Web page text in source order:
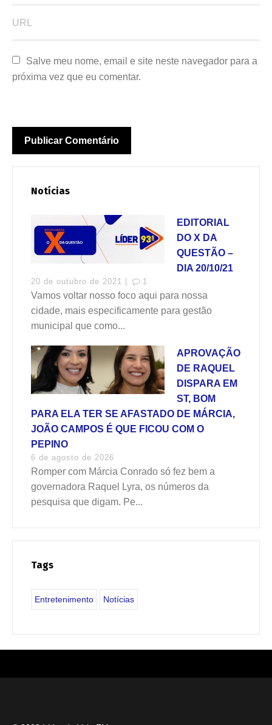
Salve meu nome, email e site neste navegador para a
próxima vez que eu comentar.
Notícias
EDITORIAL
DO X DA
QUESTÃO –
DIA 20/10/21
20 de outubro de 2021 | 1
Vamos voltar nosso foco aqui para nossa
cidade, mais especificamente para gestão
municipal que como...
APROVAÇÃO
DE RAQUEL
DISPARA EM
ST, BOM
PARA ELA TER SE AFASTADO DE MÁRCIA,
JOÃO CAMPOS É QUE FICOU COM O
PEPINO
6 de agosto de 2026
Romper com Márcia Conrado só fez bem a
governadora Raquel Lyra, os números da
pesquisa que digam. Pe...
Tags
Entretenimento Notícias